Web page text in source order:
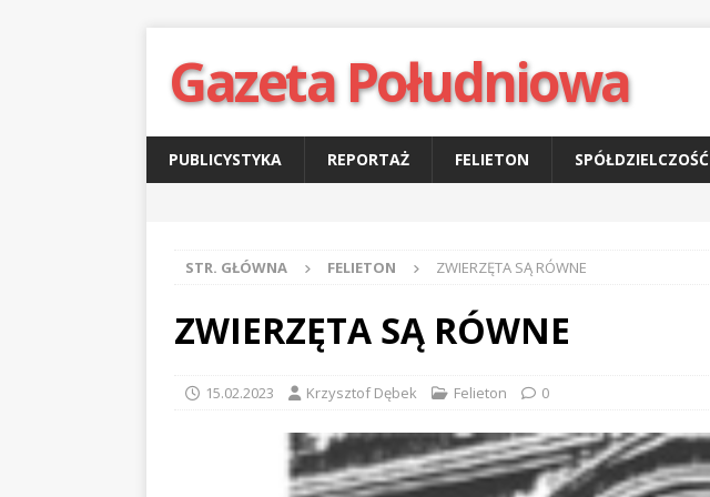
Gazeta Południowa
PUBLICYSTYKA REPORTAŻ FELIETON SPÓŁDZIELCZOŚĆ
STR. GŁÓWNA FELIETON ZWIERZĘTA SĄ RÓWNE
ZWIERZĘTA SĄ RÓWNE
15.02.2023 Krzysztof Dębek Felieton 0